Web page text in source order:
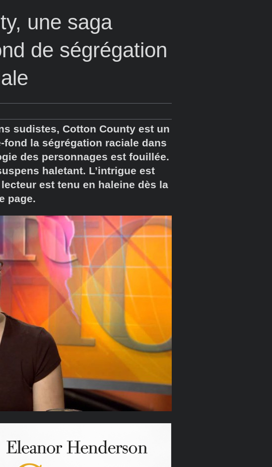
une saga
de ségrégation
sudistes, Cotton County est un
la ségrégation raciale dans
des personnages est fouillée.
haletant. L’intrigue est
est tenu en haleine dès la
page.